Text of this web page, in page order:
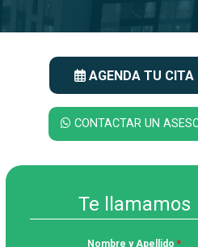
AGENDA TU CITA
CONTACTAR UN
Te llamamos
Nombre y Apellido*